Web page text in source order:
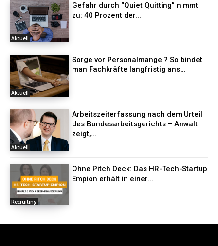
Aktuell
Gefahr durch “Quiet Quitting” nimmt
zu: 40 Prozent der...
Aktuell
Sorge vor Personalmangel? So bindet
man Fachkräfte langfristig ans...
Aktuell
Arbeitszeiterfassung nach dem Urteil
des Bundesarbeitsgerichts – Anwalt
zeigt,...
Recruiting
Ohne Pitch Deck: Das HR-Tech-Startup
Empion erhält in einer...